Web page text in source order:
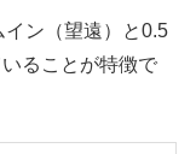
ン（望遠）と0.5
ることが特徴で